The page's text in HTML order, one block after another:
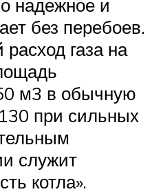
надежное и
без перебоев.
газа на
м3 в обычную
при сильных
служит
котла».